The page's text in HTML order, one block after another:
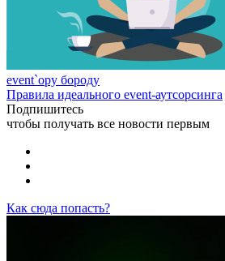
event`ору бороду
Правила идеального event-аутсорсинга
Подпишитесь
чтобы получать все новости первым
Как сюда попасть?